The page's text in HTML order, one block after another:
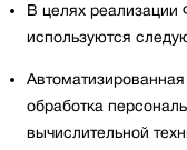
В целях
используются
обработка
вычислительной